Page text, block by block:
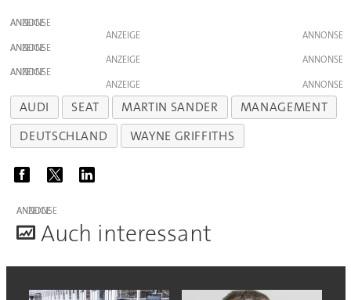
ANZEIGE
ANZEIGE
ANZEIGE
ANZEIGE
ANZEIGE
ANZEIGE
AUDI SEAT MARTIN SANDER
MANAGEMENT
DEUTSCHLAND
WAYNE GRIFFITHS
ANZEIGE
Auch interessant